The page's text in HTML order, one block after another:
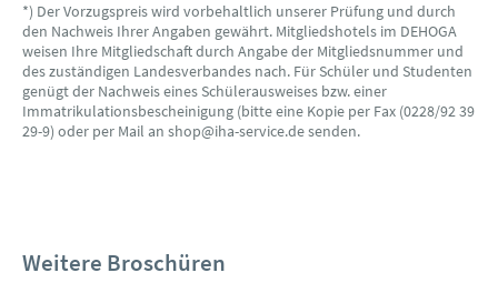
*) Der Vorzugspreis wird vorbehaltlich unserer Prüfung und durch
den Nachweis Ihrer Angaben gewährt. Mitgliedshotels im DEHOGA
weisen Ihre Mitgliedschaft durch Angabe der Mitgliedsnummer und
des zuständigen Landesverbandes nach. Für Schüler und Studenten
genügt der Nachweis eines Schülerausweises bzw. einer
Immatrikulationsbescheinigung (bitte eine Kopie per Fax (0228/92 39
29-9) oder per Mail an shop@iha-service.de senden.
Weitere Broschüren